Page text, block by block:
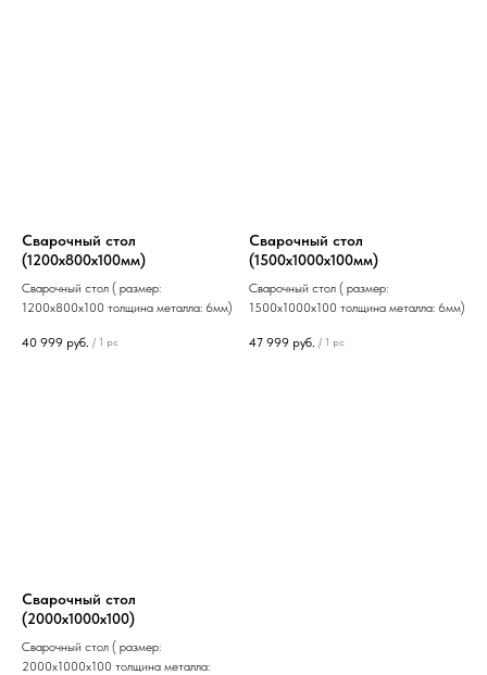
Сварочный стол
(1200х800х100мм)
Сварочный стол ( размер:
1200х800х100 толщина металла: 6мм)
40 999 руб. / 1 pc
Сварочный стол
(1500х1000х100мм)
Сварочный стол ( размер:
1500х1000х100 толщина металла: 6мм)
47 999 руб. / 1 pc
Сварочный стол
(2000х1000х100)
Сварочный стол ( размер:
2000х1000х100 толщина металла: